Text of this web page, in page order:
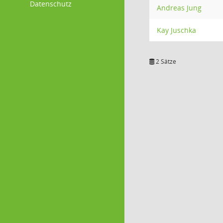
Datenschutz Andreas Jung
Kay Juschka
2 Sätze